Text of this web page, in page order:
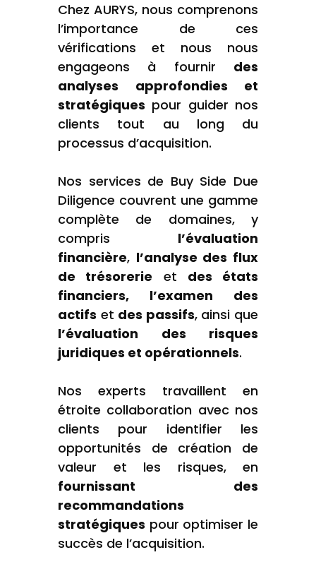
Chez AURYS, nous comprenons
l’importance de ces
vérifications et nous nous
engageons à fournir des
analyses approfondies et
stratégiques pour guider nos
clients tout au long du
processus d’acquisition.
Nos services de Buy Side Due
Diligence couvrent une gamme
complète de domaines, y
compris l’évaluation
financière, l’analyse des flux
de trésorerie et des états
financiers, l’examen des
actifs et des passifs, ainsi que
l’évaluation des risques
juridiques et opérationnels.
Nos experts travaillent en
étroite collaboration avec nos
clients pour identifier les
opportunités de création de
valeur et les risques, en
fournissant des
recommandations
stratégiques pour optimiser le
succès de l’acquisition.